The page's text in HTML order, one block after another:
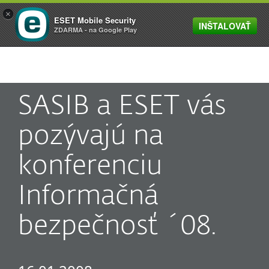
MENU
SASIB a ESET vás
pozývajú na
konferenciu
Informačná
bezpečnosť ´08.
×
ESET Mobile Security
ZDARMA - na Google Play INŠTALOVAŤ